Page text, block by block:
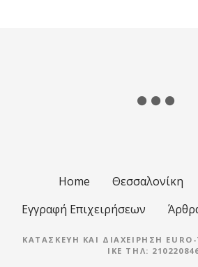
Home Θεσσαλονίκη
Εγγραφή Επιχειρήσεων
ΚΑΤΑΣΚΕΥΉ ΚΑΙ ΔΙΑΧΕΊΡΗΣΗ EURO-
IKE ΤΗΛ: